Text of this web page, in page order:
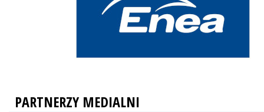
PARTNERZY MEDIALNI